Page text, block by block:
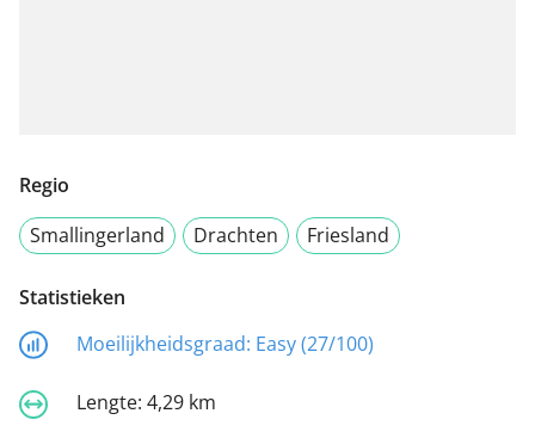
Regio
Smallingerland
Drachten Friesland
Statistieken
Moeilijkheidsgraad: Easy (27/100)
Lengte: 4,29 km